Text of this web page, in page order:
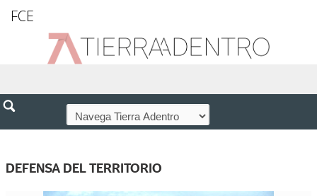
FCE
DEFENSA DEL TERRITORIO